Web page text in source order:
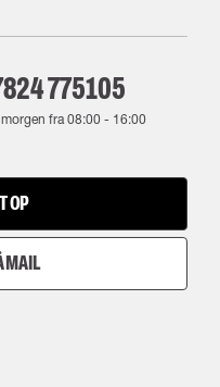
775105
fra08:00 - 16:00
OP
MAIL